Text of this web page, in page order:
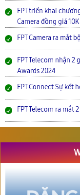
FPT triển khai
Camera đồng giá 10K
FPT Camera ra mắt
FPT Telecom nhận
Awards 2024
FPT Connect Sự kết
FPT Telecom ra mắt